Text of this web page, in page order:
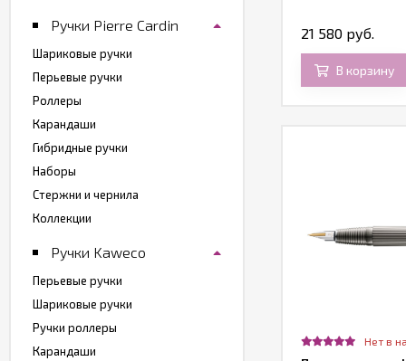
21 580 руб.
В корзину
Нет в
Ручки Pierre Cardin
Шариковые ручки
Перьевые ручки
Роллеры
Карандаши
Гибридные ручки
Наборы
Стержни и чернила
Коллекции
Ручки Kaweco
Перьевые ручки
Шариковые ручки
Ручки роллеры
Карандаши